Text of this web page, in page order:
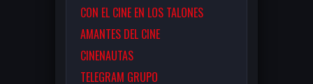
CON EL CINE EN LOS TALONES
AMANTES DEL CINE
CINENAUTAS
TELEGRAM GRUPO